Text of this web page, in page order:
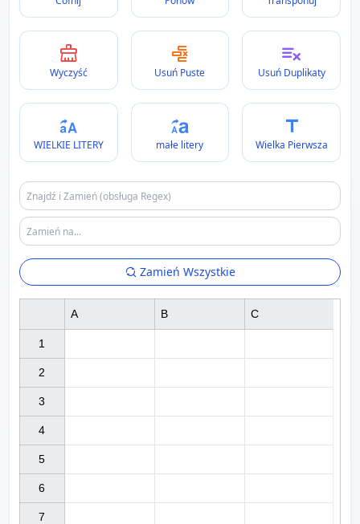
Wyczyść Usuń Puste Usuń Duplikaty
WIELKIE LITERY małe litery Wielka Pierwsza
Zamień Wszystkie
1
2
3
4
5
6
7
A B C